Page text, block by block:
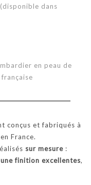
dans
en peau de
conçus et fabriqués à
France.
sur mesure :
finition excellentes,